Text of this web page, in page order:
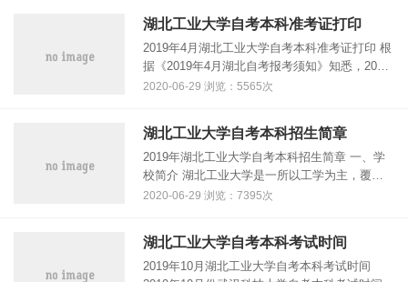
湖北工业大学自考本科准考证打印
2019年4月湖北工业大学自考本科准考证打印 根
据《2019年4月湖北自考报考须知》知悉，2019
年4月湖北自考准考证打印时间为考前一周。
2020-06-29 浏览：5565次
湖北工业大学自考本科招生简章
2019年湖北工业大学自考本科招生简章 一、学
校简介 湖北工业大学是一所以工学为主，覆盖
工、文、理、艺、经、管、法和教育等八大学科
2020-06-29 浏览：7395次
湖北工业大学自考本科考试时间
2019年10月湖北工业大学自考本科考试时间